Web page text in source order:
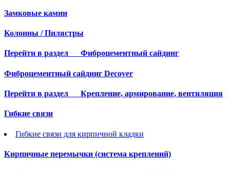
Замковые камни
Колонны / Пилястры
Перейти в раздел Фиброцементный сайдинг
Фиброцементный сайдинг Decover
Перейти в раздел Крепление, армирование, вентиляция
Гибкие связи
Гибкие связи для кирпичной кладки
Кирпичные перемычки (система креплений)